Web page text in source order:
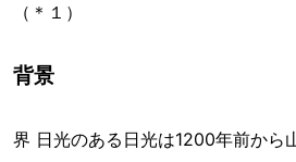
（＊１）
背景
界 日光のある日光は1200年前から